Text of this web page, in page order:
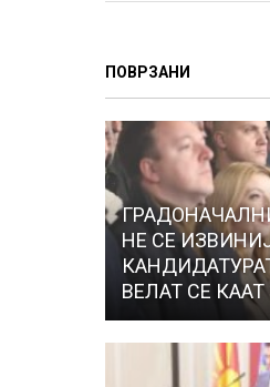
ПОВРЗАНИ
НЕ СЕ
ВЕЛАТ СЕ